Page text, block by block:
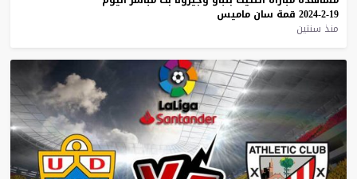
19-2-2024
قمة سان ماميس
منذ سنتين